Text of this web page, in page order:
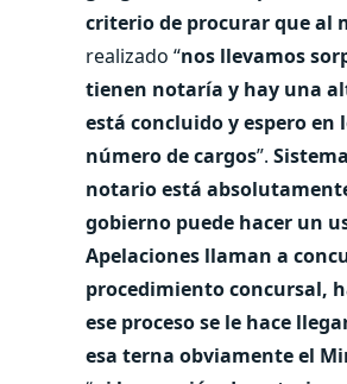
criterio de procurar que al
realizado “nos llevamos
tienen notaría y hay una
está concluido y espero
número de cargos”.
notario está
gobierno puede hacer un
Apelaciones llaman a
procedimiento concursal,
ese proceso se le hace
esa terna obviamente el